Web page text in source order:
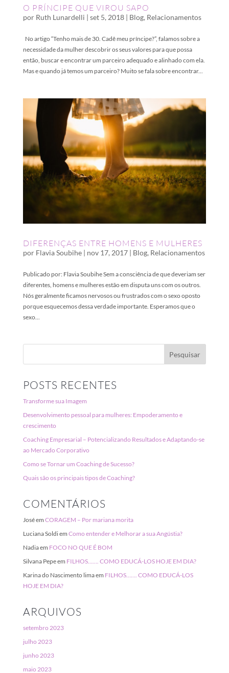
O PRÍNCIPE QUE VIROU SAPO
por Ruth Lunardelli | set 5, 2018| Blog, Relacionamentos
No artigo “Tenho mais de 30. Cadê meu príncipe?”, falamos sobre a
necessidade da mulher descobrir os seus valores para que possa
então, buscar e encontrar um parceiro adequado e alinhado com ela.
Mas e quando já temos um parceiro? Muito se fala sobre encontrar...
DIFERENÇAS ENTRE HOMENS E MULHERES
por Flavia Soubihe| nov 17, 2017| Blog, Relacionamentos
Publicado por: Flavia Soubihe Sem a consciência de que deveriam ser
diferentes, homens e mulheres estão em disputa uns com os outros.
Nós geralmente ficamos nervosos ou frustrados com o sexo oposto
porque esquecemos dessa verdade importante. Esperamos que o
sexo...
POSTS RECENTES
Transforme sua Imagem
Desenvolvimento pessoal para mulheres: Empoderamento e
crescimento
Coaching Empresarial – Potencializando Resultados e Adaptando-se
ao Mercado Corporativo
Como se Tornar um Coaching de Sucesso?
Quais são os principais tipos de Coaching?
COMENTÁRIOS
Joséem CORAGEM – Por mariana morita
Luciana Soldiem Como entender e Melhorar a sua Angústia?
Nadiaem FOCO NO QUE É BOM
Silvana Pepeem FILHOS……. COMO EDUCÁ-LOS HOJE EM DIA?
Karina do Nascimento limaem FILHOS……. COMO EDUCÁ-LOS
HOJE EM DIA?
ARQUIVOS
setembro 2023
julho 2023
junho 2023
maio 2023